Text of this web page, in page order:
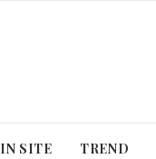
IN SITE TREND